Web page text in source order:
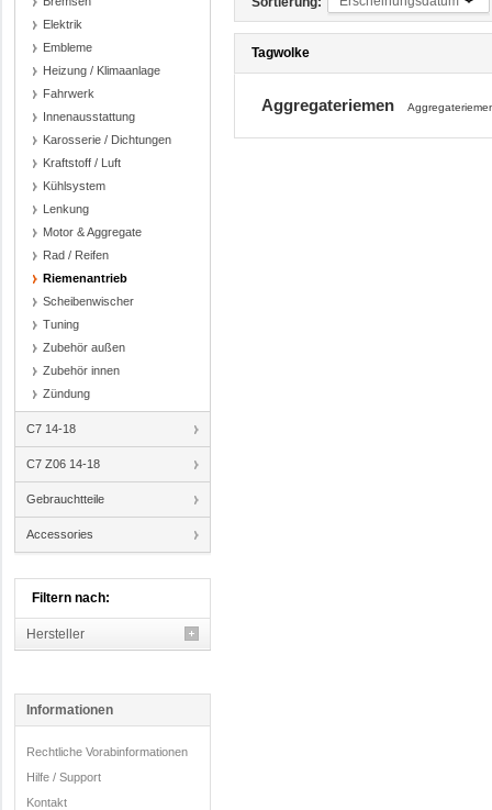
Elektrik
Embleme
Heizung / Klimaanlage
Fahrwerk
Innenausstattung
Karosserie / Dichtungen
Kraftstoff / Luft
Kühlsystem
Lenkung
Motor & Aggregate
Rad / Reifen
Riemenantrieb
Scheibenwischer
Tuning
Zubehör außen
Zubehör innen
Zündung
C7 14-18
C7 Z06 14-18
Gebrauchtteile
Accessories
Filtern nach:
Hersteller
Informationen
Rechtliche Vorabinformationen
Hilfe / Support
Kontakt
Tagwolke
Aggregateriemen